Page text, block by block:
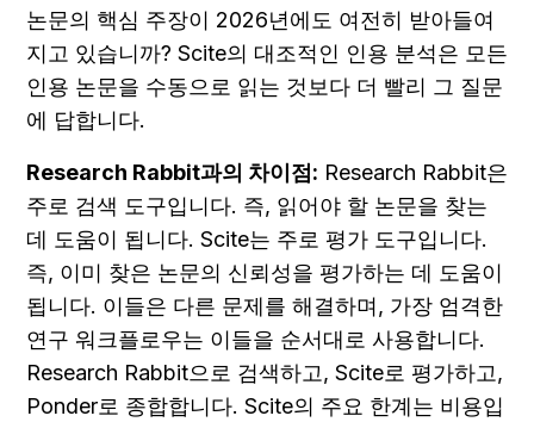
논문의 핵심 주장이 2026년에도 여전히 받아들여
지고 있습니까? Scite의 대조적인 인용 분석은 모든
인용 논문을 수동으로 읽는 것보다 더 빨리 그 질문
에 답합니다.
Research Rabbit과의 차이점: Research Rabbit은
주로 검색 도구입니다. 즉, 읽어야 할 논문을 찾는
데 도움이 됩니다. Scite는 주로 평가 도구입니다.
즉, 이미 찾은 논문의 신뢰성을 평가하는 데 도움이
됩니다. 이들은 다른 문제를 해결하며, 가장 엄격한
연구 워크플로우는 이들을 순서대로 사용합니다.
Research Rabbit으로 검색하고, Scite로 평가하고,
Ponder로 종합합니다. Scite의 주요 한계는 비용입